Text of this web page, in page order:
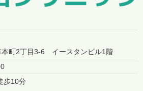
本町2丁目3-6 イースタンビル1階
歩10分